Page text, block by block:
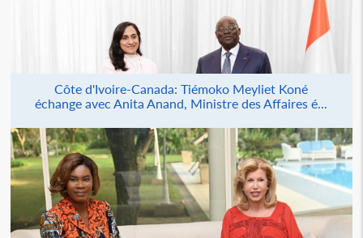
Côte d'Ivoire-Canada: Tiémoko Meyliet Koné
échange avec Anita Anand, Ministre des Affaires é...